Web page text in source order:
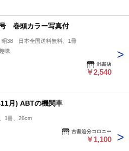
号 巻頭カラー写真付
昭38 日本全国送料無料、1冊
味
汎書店
￥2,540
月) ABTの機関車
1冊、26cm
古書追分コロニー
￥1,100